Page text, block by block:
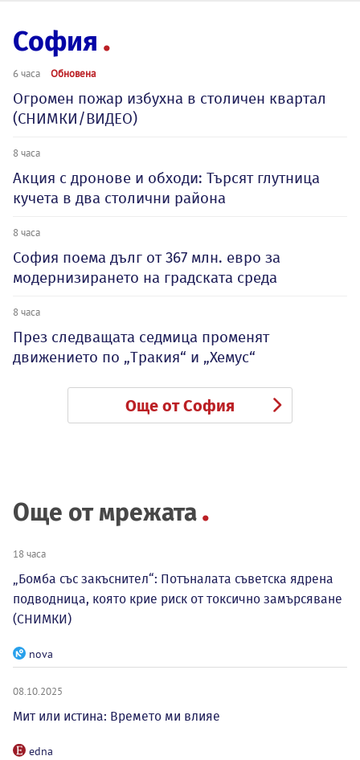
София
6 часа Обновена
Огромен пожар избухна в столичен квартал
(СНИМКИ/ВИДЕО)
8 часа
Акция с дронове и обходи: Търсят глутница
кучета в два столични района
8 часа
София поема дълг от 367 млн. евро за
модернизирането на градската среда
8 часа
През следващата седмица променят
движението по „Тракия“ и „Хемус“
Още от София
Още от мрежата
18 часа
„Бомба със закъснител“: Потъналата съветска ядрена
подводница, която крие риск от токсично замърсяване
(СНИМКИ)
nova
08.10.2025
Мит или истина: Времето ми влияе
edna